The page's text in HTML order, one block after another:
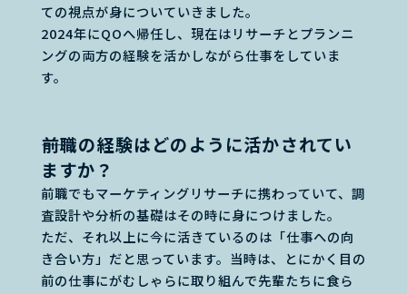
ての視点が身についていきました。
2024年にQOへ帰任し、現在はリサーチとプランニ
ングの両方の経験を活かしながら仕事をしていま
す。
――前職の経験はどのように活かされてい
ますか？
前職でもマーケティングリサーチに携わっていて、調
査設計や分析の基礎はその時に身につけました。
ただ、それ以上に今に活きているのは「仕事への向
き合い方」だと思っています。当時は、とにかく目の
前の仕事にがむしゃらに取り組んで先輩たちに食ら